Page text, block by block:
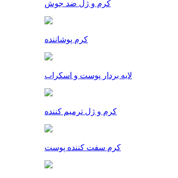
کرم و ژل ضد جوش
کرم پوشاننده
لایه بردار پوست و اسکراب
کرم و ژل ترمیم کننده
کرم سفت کننده پوست